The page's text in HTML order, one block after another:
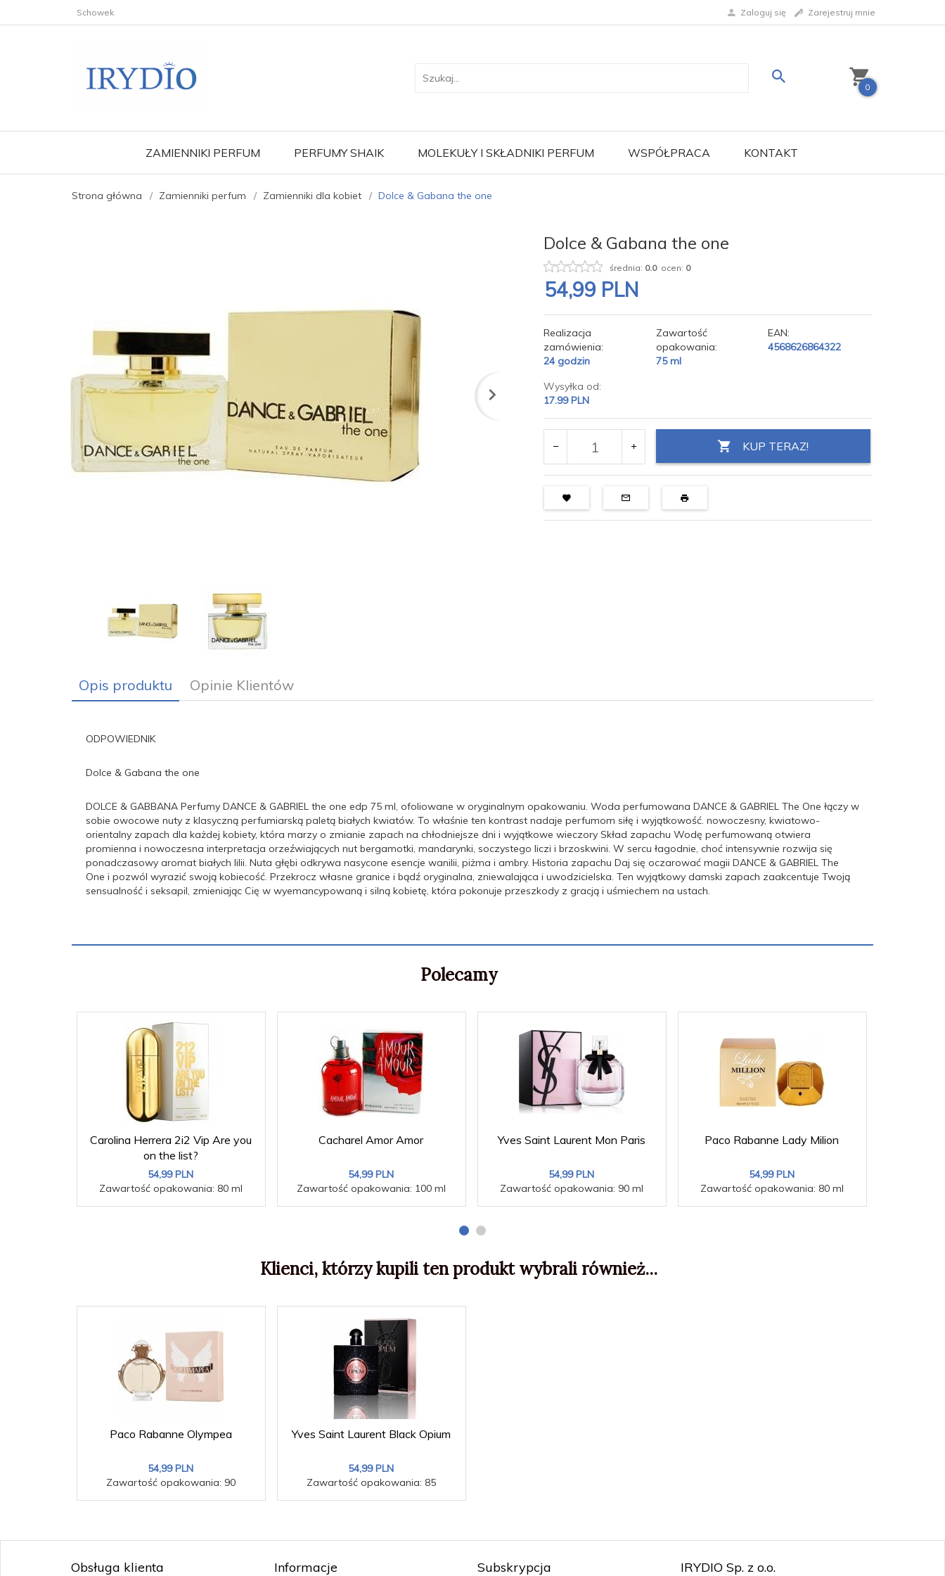
Schowek Zaloguj się Zarejestruj mnie
0
ZAMIENNIKI PERFUM PERFUMY SHAIK MOLEKUŁY I SKŁADNIKI PERFUM WSPÓŁPRACA KONTAKT
Strona główna Zamienniki perfum Zamienniki dla kobiet Dolce & Gabana the one
Dolce & Gabana the one
średnia: 0.0ocen: 0
54,99 PLN
Realizacja
zamówienia:
24 godzin
Zawartość
opakowania:
75 ml
EAN:
4568626864322
Wysyłka od:
17.99 PLN
KUP TERAZ!
Opis produktu Opinie Klientów
ODPOWIEDNIK
Dolce & Gabana the one
DOLCE & GABBANA Perfumy DANCE & GABRIEL the one edp 75 ml, ofoliowane w oryginalnym opakowaniu. Woda perfumowana DANCE & GABRIEL The One łączy w
sobie owocowe nuty z klasyczną perfumiarską paletą białych kwiatów. To właśnie ten kontrast nadaje perfumom siłę i wyjątkowość. nowoczesny, kwiatowo-
orientalny zapach dla każdej kobiety, która marzy o zmianie zapach na chłodniejsze dni i wyjątkowe wieczory Skład zapachu Wodę perfumowaną otwiera
promienna i nowoczesna interpretacja orzeźwiających nut bergamotki, mandarynki, soczystego liczi i brzoskwini. W sercu łagodnie, choć intensywnie rozwija się
ponadczasowy aromat białych lilii. Nuta głębi odkrywa nasycone esencje wanilii, piżma i ambry. Historia zapachu Daj się oczarować magii DANCE & GABRIEL The
One i pozwól wyrazić swoją kobiecość. Przekrocz własne granice i bądź oryginalna, zniewalająca i uwodzicielska. Ten wyjątkowy damski zapach zaakcentuje Twoją
sensualność i seksapil, zmieniając Cię w wyemancypowaną i silną kobietę, która pokonuje przeszkody z gracją i uśmiechem na ustach.
Polecamy
Carolina Herrera 2i2 Vip Are you
on the list?
54,99 PLN
Zawartość opakowania: 80 ml
Cacharel Amor Amor
54,99 PLN
Zawartość opakowania: 100 ml
Yves Saint Laurent Mon Paris
54,99 PLN
Zawartość opakowania: 90 ml
Paco Rabanne Lady Milion
54,99 PLN
Zawartość opakowania: 80 ml
Klienci, którzy kupili ten produkt wybrali również...
Paco Rabanne Olympea
54,99 PLN
Zawartość opakowania: 90
Yves Saint Laurent Black Opium
54,99 PLN
Zawartość opakowania: 85
Obsługa klienta Informacje Subskrypcja IRYDIO Sp. z o.o.